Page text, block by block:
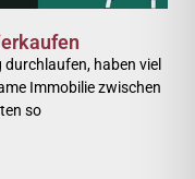
durchlaufen, haben viel
Immobilie zwischen
so